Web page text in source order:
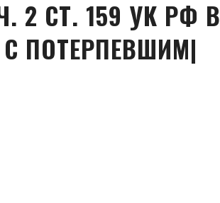
2 СТ. 159 УК РФ В
ПОТЕРПЕВШИМ|